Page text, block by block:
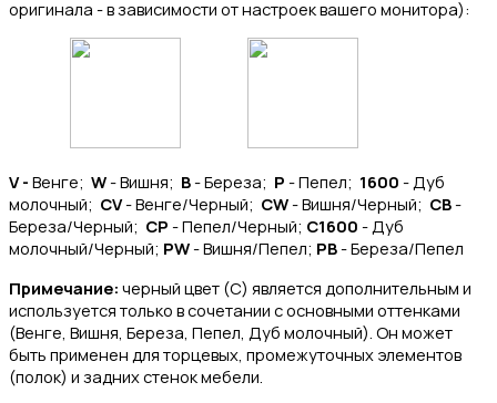
оригинала - в зависимости от настроек вашего монитора):
V - Венге; W- Вишня; B- Береза; P - Пепел; 1600 - Дуб
молочный; CV- Венге/Черный; CW- Вишня/Черный; CB-
Береза/Черный; CP - Пепел/Черный; C1600 - Дуб
молочный/Черный; PW- Вишня/Пепел; PB- Береза/Пепел
Примечание: черный цвет (C) является дополнительным и
используется только в сочетании с основными оттенками
(Венге, Вишня, Береза, Пепел, Дуб молочный). Он может
быть применен для торцевых, промежуточных элементов
(полок) и задних стенок мебели.